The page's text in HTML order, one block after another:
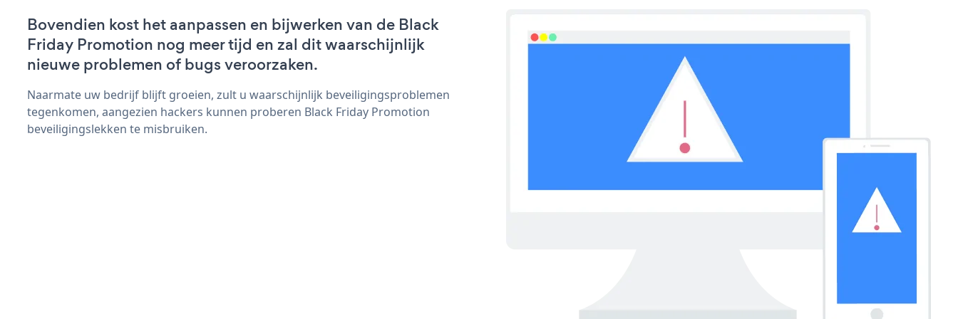
Bovendien kost het aanpassen en bijwerken van de Black
Friday Promotion nog meer tijd en zal dit waarschijnlijk
nieuwe problemen of bugs veroorzaken.
Naarmate uw bedrijf blijft groeien, zult u waarschijnlijk beveiligingsproblemen
tegenkomen, aangezien hackers kunnen proberen Black Friday Promotion
beveiligingslekken te misbruiken.